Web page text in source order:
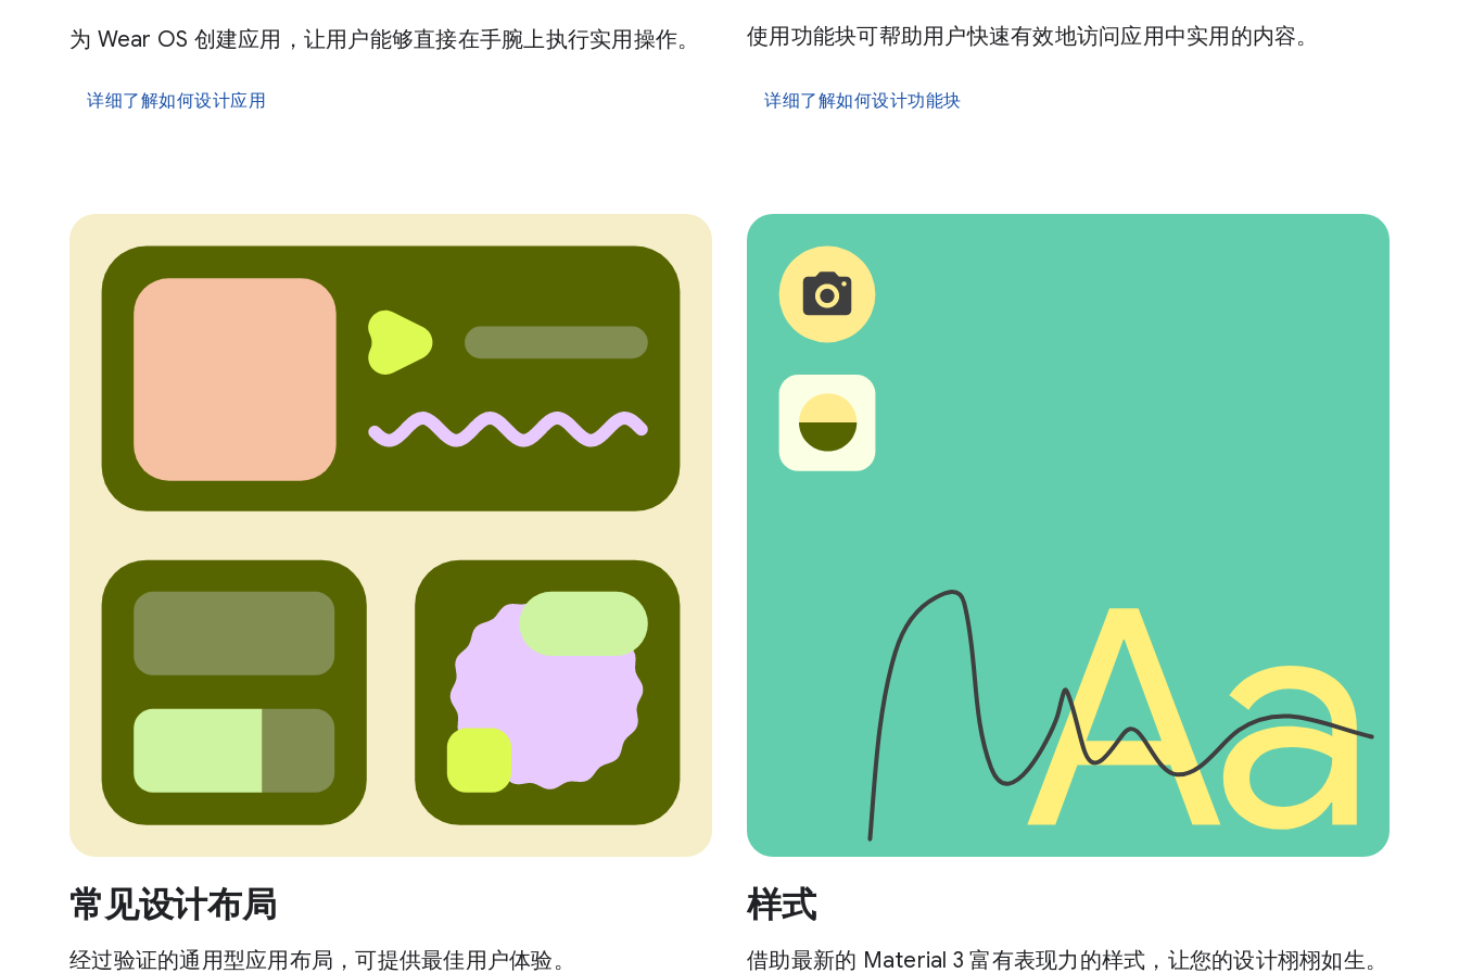
为 Wear OS 创建应用，让用户能够直接在手腕上执行实用操作。
详细了解如何设计应用
使用功能块可帮助用户快速有效地访问应用中实用的内容。
详细了解如何设计功能块
常见设计布局
经过验证的通用型应用布局，可提供最佳用户体验。
样式
借助最新的 Material 3 富有表现力的样式，让您的设计栩栩如生。